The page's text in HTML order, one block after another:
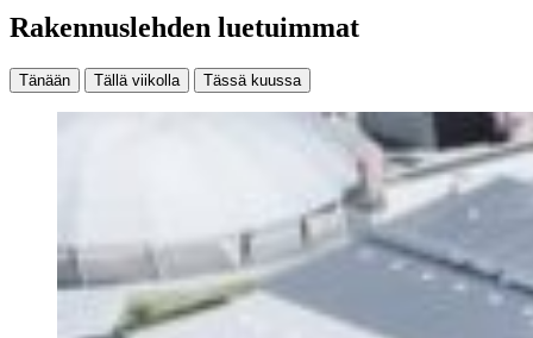
Rakennuslehden luetuimmat
Tänään Tällä viikolla Tässä kuussa